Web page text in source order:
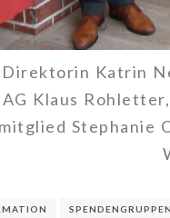
Katrin
Klaus
Stephanie
SPENDENGRUPPEN